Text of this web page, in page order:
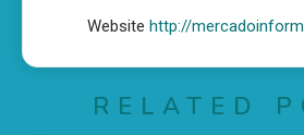
Website http://
RELATED